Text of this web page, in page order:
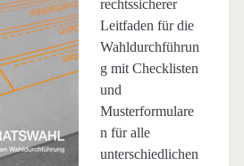
rechtssicherer
Leitfaden für die
Wahldurchführun
g mit Checklisten
und
Musterformulare
n für alle
unterschiedlichen